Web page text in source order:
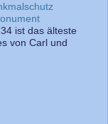
ist das älteste
von Carl und